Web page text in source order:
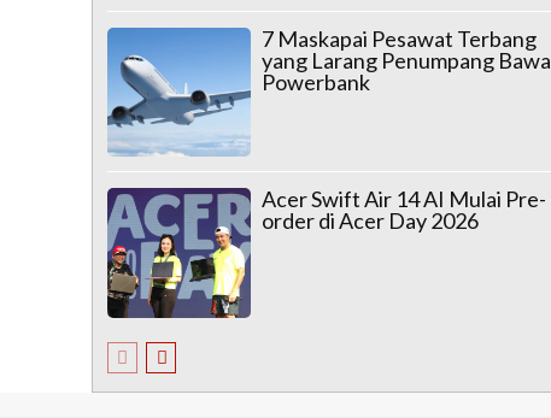
7 Maskapai Pesawat Terbang
yang Larang Penumpang Bawa
Powerbank
Acer Swift Air 14 AI Mulai Pre-
order di Acer Day 2026